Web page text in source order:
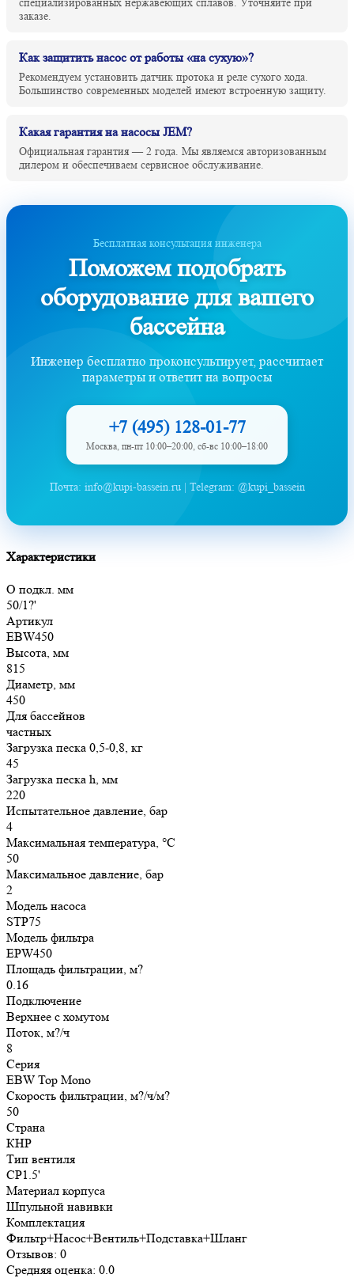
заказе.
Как защитить насос от работы «на сухую»?
Рекомендуем установить датчик протока и реле сухого хода.
Большинство современных моделей имеют встроенную защиту.
Какая гарантия на насосы JEM?
Официальная гарантия — 2 года. Мы являемся авторизованным
дилером и обеспечиваем сервисное обслуживание.
Бесплатная консультация инженера
Поможем подобрать
оборудование для вашего
бассейна
Инженер бесплатно проконсультирует, рассчитает
параметры и ответит на вопросы
+7 (495) 128-01-77
Москва, пн-пт 10:00–20:00, сб-вс 10:00–18:00
Почта: info@kupi-bassein.ru | Telegram: @kupi_bassein
Характеристики
O подкл. мм
50/1?'
Артикул
EBW450
Высота, мм
815
Диаметр, мм
450
Для бассейнов
частных
Загрузка песка 0,5-0,8, кг
45
Загрузка песка h, мм
220
Испытательное давление, бар
4
Максимальная температура, °С
50
Максимальное давление, бар
2
Модель насоса
STP75
Модель фильтра
EPW450
Площадь фильтрации, м?
0.16
Подключение
Верхнее с хомутом
Поток, м?/ч
8
Серия
EBW Top Mono
Скорость фильтрации, м?/ч/м?
50
Страна
КНР
Тип вентиля
CP1.5'
Материал корпуса
Шпульной навивки
Комплектация
Фильтр+Насос+Вентиль+Подставка+Шланг
Отзывов: 0
Средняя оценка: 0.0